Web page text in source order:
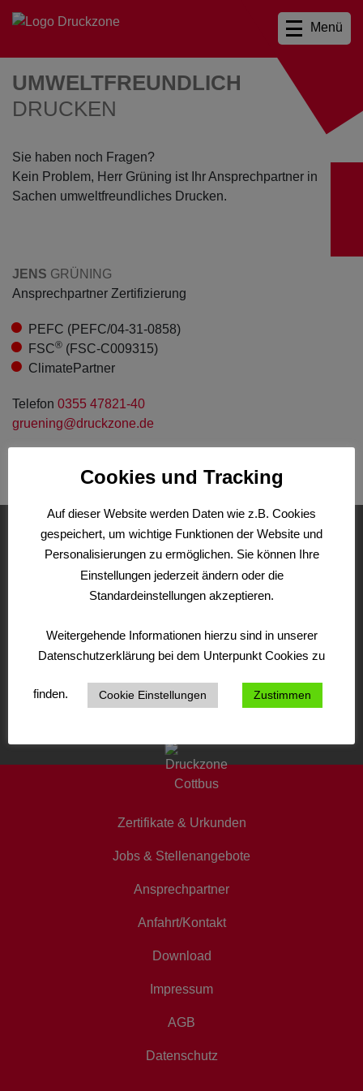
Menü
UMWELTFREUNDLICH
DRUCKEN
Sie haben noch Fragen?
Kein Problem, Herr Grüning ist Ihr Ansprechpartner in
Sachen umweltfreundliches Drucken.
JENS GRÜNING
Ansprechpartner Zertifizierung
PEFC (PEFC/04-31-0858)
FSC® (FSC-C009315)
ClimatePartner
Telefon 0355 47821-40
gruening@druckzone.de
„Hallo Herr Haring,
unsere Radkarte Stadt Land Rad (polnisch)
ist heute bei uns überpünktlich
angekommen. Wir sind sehr zufrieden mit der
Vielen Dank für die sehr gute
Zusammenarbeit!!!“
Olaf Lieberwirth – TMB Tourismus-Marketing
Zertifikate & Urkunden
Jobs & Stellenangebote
Ansprechpartner
Anfahrt/Kontakt
Download
Impressum
AGB
Datenschutz
Cookies und Tracking
Auf dieser Website werden Daten wie z.B. Cookies
gespeichert, um wichtige Funktionen der Website und
Personalisierungen zu ermöglichen. Sie können Ihre
Einstellungen jederzeit ändern oder die
Standardeinstellungen akzeptieren.
Weitergehende Informationen hierzu sind in unserer
Datenschutzerklärung bei dem Unterpunkt Cookies zu
finden. Cookie Einstellungen Zustimmen